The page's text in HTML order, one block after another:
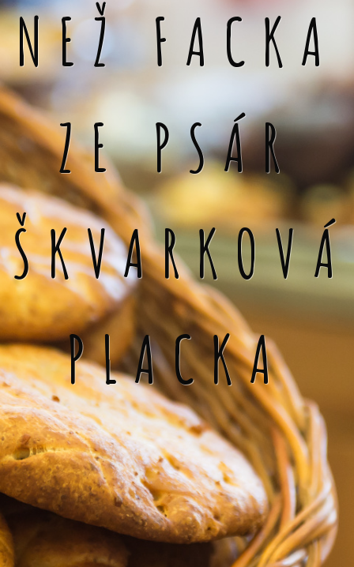
NEŽ FACKA
ZE PSÁR
ŠKVARKOVÁ
PLACKA